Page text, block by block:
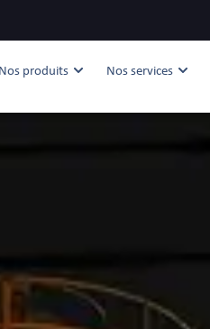
Nos produits Nos services